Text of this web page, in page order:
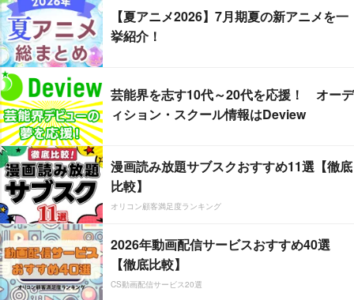
【夏アニメ2026】7月期夏の新アニメを一
挙紹介！
芸能界を志す10代～20代を応援！ オーデ
ィション・スクール情報はDeview
漫画読み放題サブスクおすすめ11選【徹底
比較】
オリコン顧客満足度ランキング
2026年動画配信サービスおすすめ40選
【徹底比較】
CS動画配信サービス20選